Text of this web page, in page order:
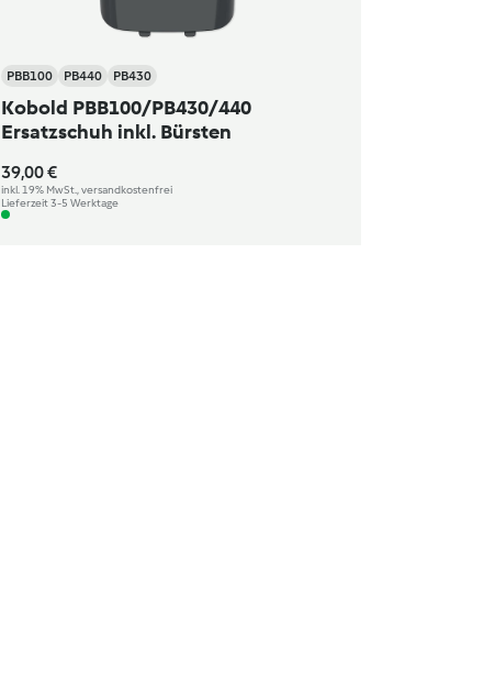
PBB100 PB440 PB430
Kobold PBB100/PB430/440
Ersatzschuh inkl. Bürsten
39,00 €
inkl. 19% MwSt., versandkostenfrei
Lieferzeit 3-5 Werktage